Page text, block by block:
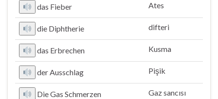
das Fieber Ates
die Diphtherie difteri
das Erbrechen Kusma
der Ausschlag Pişik
Die Gas Schmerzen Gaz sancısı